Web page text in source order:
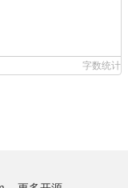
字数统计